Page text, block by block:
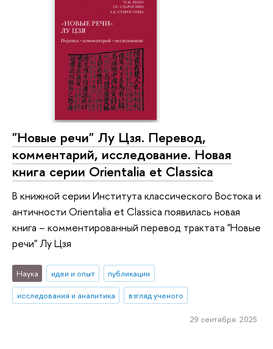
"Новые речи" Лу Цзя. Перевод,
комментарий, исследование. Новая
книга серии Orientalia et Classica
В книжной серии Института классического Востока и
античности Orientalia et Classica появилась новая
книга – комментированный перевод трактата "Новые
речи" Лу Цзя
Наука идеи и опыт
публикации
исследования и аналитика
взгляд ученого
29 сентября 2025